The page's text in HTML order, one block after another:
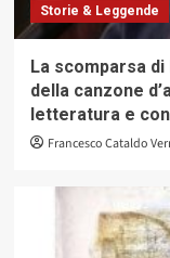
Storie & Leggende
La scomparsa
della canzone
letteratura e
Francesco Cataldo